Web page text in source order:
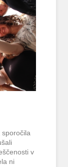
sporočila
v
ni